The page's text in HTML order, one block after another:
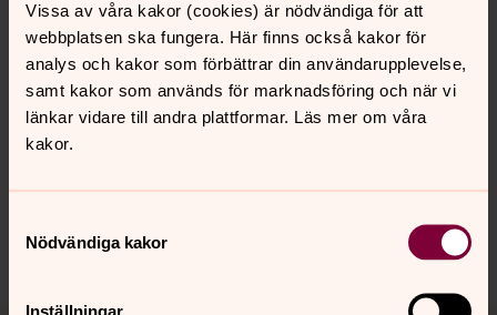
Vissa av våra kakor (cookies) är nödvändiga för att
webbplatsen ska fungera. Här finns också kakor för
analys och kakor som förbättrar din användarupplevelse,
samt kakor som används för marknadsföring och när vi
länkar vidare till andra plattformar. Läs mer om våra
kakor.
Nödvändiga kakor
Inställningar
2021 Conference
Dela